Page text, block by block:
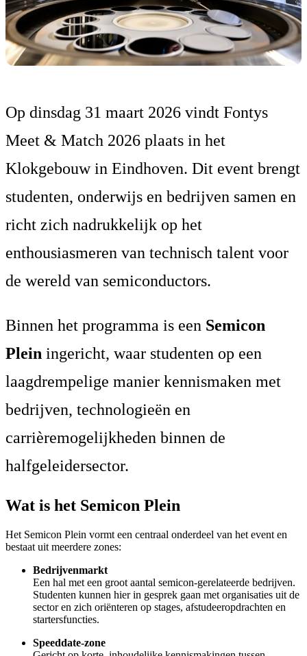
Op dinsdag 31 maart 2026 vindt Fontys
Meet & Match 2026 plaats in het
Klokgebouw in Eindhoven. Dit event brengt
studenten, onderwijs en bedrijven samen en
richt zich nadrukkelijk op het
enthousiasmeren van technisch talent voor
de wereld van semiconductors.
Binnen het programma is een Semicon
Plein ingericht, waar studenten op een
laagdrempelige manier kennismaken met
bedrijven, technologieën en
carrièremogelijkheden binnen de
halfgeleidersector.
Wat is het Semicon Plein
Het Semicon Plein vormt een centraal onderdeel van het event en
bestaat uit meerdere zones:
Bedrijvenmarkt
Een hal met een groot aantal semicon-gerelateerde bedrijven.
Studenten kunnen hier in gesprek gaan met organisaties uit de
sector en zich oriënteren op stages, afstudeeropdrachten en
startersfuncties.
Speeddate-zone